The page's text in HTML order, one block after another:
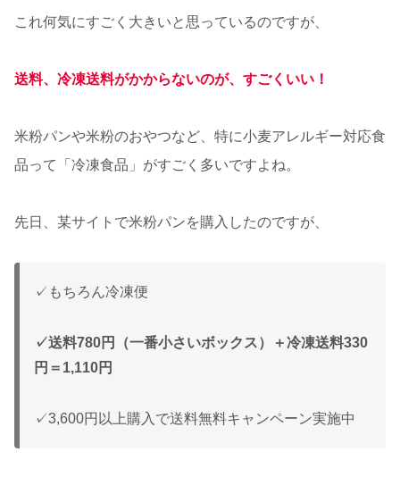
これ何気にすごく大きいと思っているのですが、
送料、冷凍送料がかからないのが、すごくいい！
米粉パンや米粉のおやつなど、特に小麦アレルギー対応食
品って「冷凍食品」がすごく多いですよね。
先日、某サイトで米粉パンを購入したのですが、
✓もちろん冷凍便
✓送料780円（一番小さいボックス）＋冷凍送料330
円＝1,110円
✓3,600円以上購入で送料無料キャンペーン実施中